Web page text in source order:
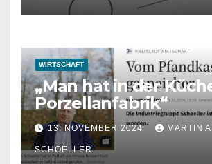
WIRTSCHAFT
„Man hat in der
Porzellanfabrik“
13. NOVEMBER 2024 MARTIN
SCHOELLER